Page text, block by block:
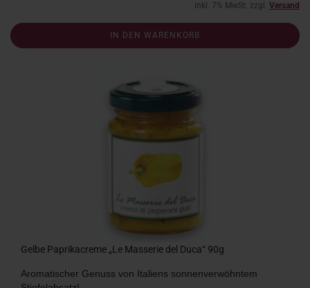
inkl. 7% MwSt. zzgl. Versand
IN DEN WARENKORB
Gelbe Paprikacreme „Le Masserie del Duca“ 90g
Aromatischer Genuss von Italiens sonnenverwöhntem